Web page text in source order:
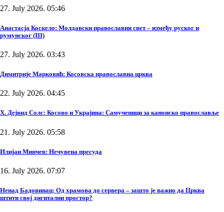
27. July 2026. 05:46
Анастасја Коскело: Молдавски православни свет – између руског и
румунског (III)
27. July 2026. 03:43
Димитрије Марковић: Косовска православна црква
22. July 2026. 04:45
Х. Дејвид Солс: Косово и Украјина: Самученици за канонско православље
21. July 2026. 05:58
Илијан Минчев: Нечувена пресуда
16. July 2026. 07:07
Ненад Бадовинац: Од храмова до сервера – зашто је важно да Црква
штити свој дигитални простор?